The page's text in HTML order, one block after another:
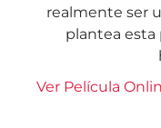
realmente ser
plantea esta
Ver Película